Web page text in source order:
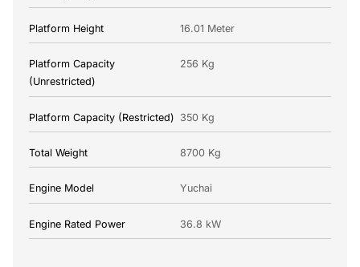
Platform Height 16.01 Meter
Platform Capacity
(Unrestricted)
256 Kg
Platform Capacity (Restricted) 350 Kg
Total Weight 8700 Kg
Engine Model Yuchai
Engine Rated Power 36.8 kW